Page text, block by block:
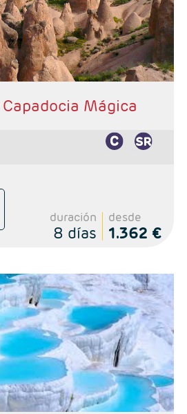
Mágica
duración
8 días
desde
1.362 €
según calendario.
2 noches en Capadocia, 1 noche en
de Esmirna.
Superior, Semilujo y Lujo